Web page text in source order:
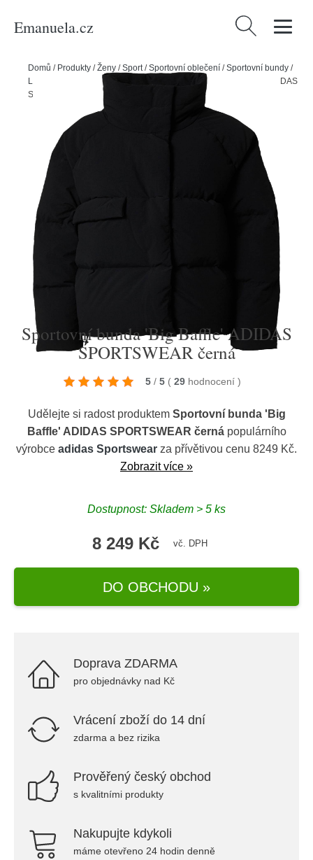
Emanuela.cz Vyhledávání
Domů / Produkty /Ženy /Sport/Sportovní oblečení /Sportovní bundy /
Lyžařské & snowboardové bundy
Sportovní bunda 'Big Baffle' ADIDAS
SPORTSWEAR černá
Sportovní bunda 'Big Baffle' ADIDAS
SPORTSWEAR černá
5 / 5 ( 29 hodnocení )
Udělejte si radost produktem Sportovní bunda 'Big
Baffle' ADIDAS SPORTSWEAR černápopulárního
výrobce adidas Sportswear za přívětivou cenu 8249 Kč.
Zobrazit více »
Dostupnost: Skladem > 5 ks
8 249 Kč vč. DPH
DO OBCHODU »
Doprava ZDARMA
pro objednávky nad Kč
Vrácení zboží do 14 dní
zdarma a bez rizika
Prověřený český obchod
s kvalitními produkty
Nakupujte kdykoli
máme otevřeno 24 hodin denně